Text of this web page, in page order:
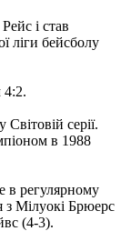
і став
ліги бейсболу
4:2.
серії.
в 1988
в регулярному
з Мілуокі Брюерс
(4-3).